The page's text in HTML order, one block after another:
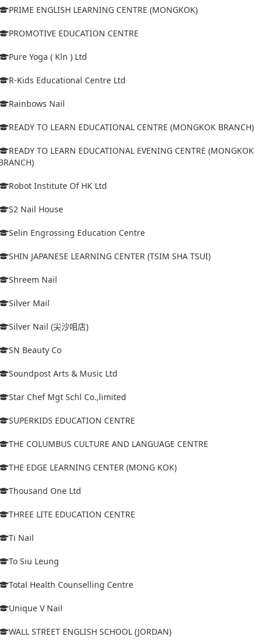
PRIME ENGLISH LEARNING CENTRE (MONGKOK)
PROMOTIVE EDUCATION CENTRE
Pure Yoga ( Kln ) Ltd
R-Kids Educational Centre Ltd
Rainbows Nail
READY TO LEARN EDUCATIONAL CENTRE (MONGKOK BRANCH)
READY TO LEARN EDUCATIONAL EVENING CENTRE (MONGKOK
Robot Institute Of HK Ltd
S2 Nail House
Selin Engrossing Education Centre
SHIN JAPANESE LEARNING CENTER (TSIM SHA TSUI)
Shreem Nail
Silver Mail
Silver Nail (尖沙咀店)
SN Beauty Co
Soundpost Arts & Music Ltd
Star Chef Mgt Schl Co.,limited
SUPERKIDS EDUCATION CENTRE
THE COLUMBUS CULTURE AND LANGUAGE CENTRE
THE EDGE LEARNING CENTER (MONG KOK)
Thousand One Ltd
THREE LITE EDUCATION CENTRE
Ti Nail
To Siu Leung
Total Health Counselling Centre
Unique V Nail
WALL STREET ENGLISH SCHOOL (JORDAN)